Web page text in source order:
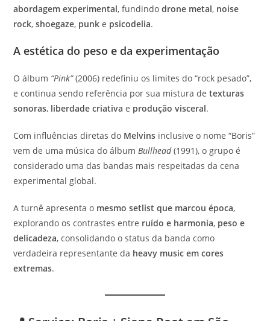
abordagem experimental, fundindodrone metal, noise
rock,shoegaze, punk e psicodelia.
A estética do peso e da experimentação
O álbum “Pink”(2006) redefiniu os limites do “rock pesado”,
e continua sendo referência por sua mistura detexturas
sonoras, liberdade criativa e produção visceral.
Com influências diretas do Melvins inclusive o nome “Boris”
vem de uma música do álbumBullhead(1991), o grupo é
considerado uma das bandas mais respeitadas da cena
experimental global.
A turnê apresenta o mesmo setlist que marcou época,
explorando os contrastes entre ruído e harmonia, peso e
delicadeza, consolidando o status da banda como
verdadeira representante da heavy music em cores
extremas.